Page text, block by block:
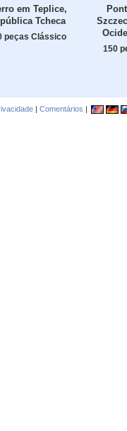
em Teplice,
Tcheca
peças Clássico
150
| Comentários |